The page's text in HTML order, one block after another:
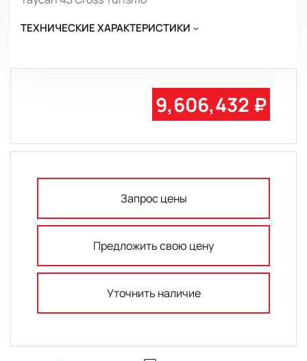
ТЕХНИЧЕСКИЕ ХАРАКТЕРИСТИКИ
9,606,432 ₽
Запрос цены
Предложить свою цену
Уточнить наличие